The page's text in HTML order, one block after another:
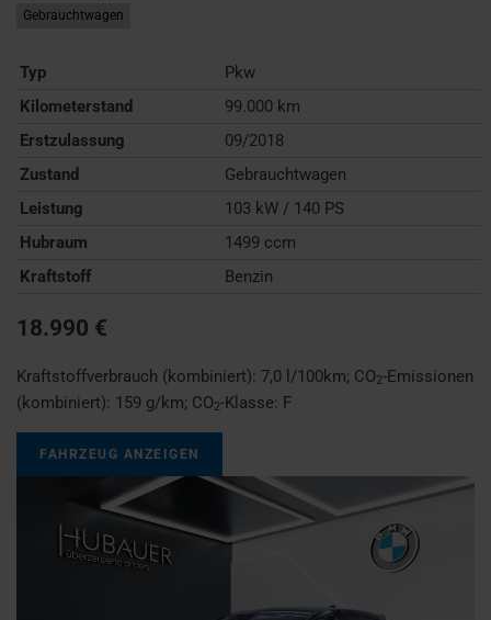
Gebrauchtwagen
Typ
Pkw
Kilometerstand
99.000 km
Erstzulassung
09/2018
Zustand
Gebrauchtwagen
Leistung
103 kW / 140 PS
Hubraum
1499 ccm
Kraftstoff
Benzin
18.990 €
Kraftstoffverbrauch (kombiniert): 7,0 l/100km; CO2-Emissionen
(kombiniert): 159 g/km; CO2-Klasse: F
FAHRZEUG ANZEIGEN